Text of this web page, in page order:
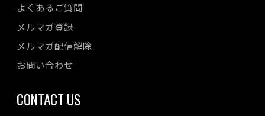
よくあるご質問
メルマガ登録
メルマガ配信解除
お問い合わせ
CONTACT US